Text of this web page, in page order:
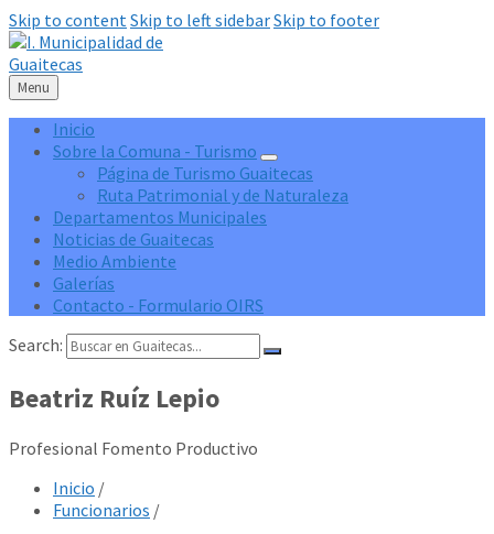
Skip to contentSkip to left sidebarSkip to footer
Menu
Inicio
Sobre la Comuna - Turismo
Página de Turismo Guaitecas
Ruta Patrimonial y de Naturaleza
Departamentos Municipales
Noticias de Guaitecas
Medio Ambiente
Galerías
Contacto - Formulario OIRS
Search:
Beatriz Ruíz Lepio
Profesional Fomento Productivo
Inicio /
Funcionarios /